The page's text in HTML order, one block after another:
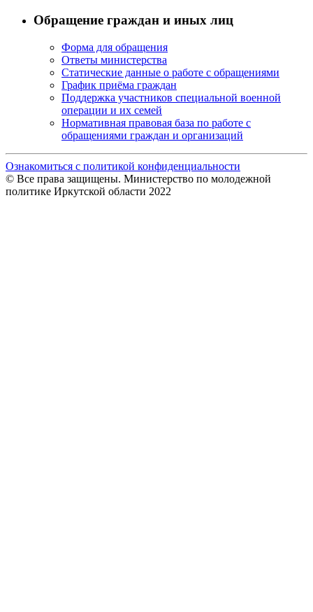
Обращение граждан и иных лиц
Форма для обращения
Ответы министерства
Статические данные о работе с обращениями
График приёма граждан
Поддержка участников специальной военной
операции и их семей
Нормативная правовая база по работе с
обращениями граждан и организаций
Ознакомиться с политикой конфиденциальности
© Все права защищены. Министерство по молодежной
политике Иркутской области 2022